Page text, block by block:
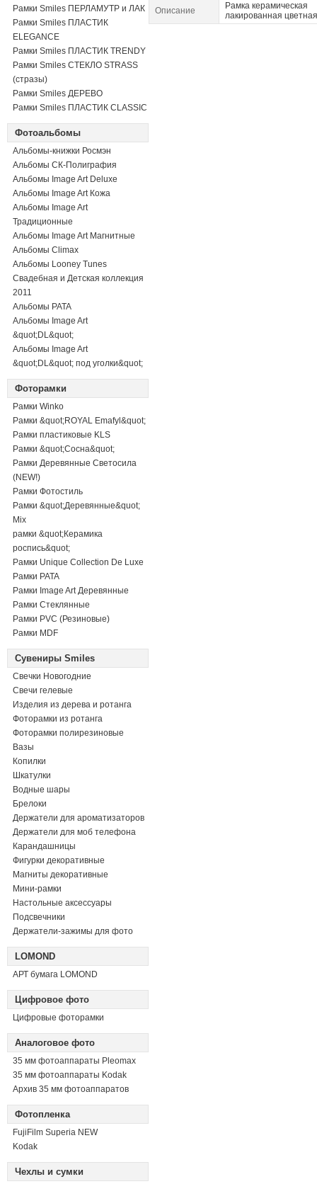
Рамки Smiles ПЕРЛАМУТР и ЛАК
Рамки Smiles ПЛАСТИК
ELEGANCE
Рамки Smiles ПЛАСТИК TRENDY
Рамки Smiles СТЕКЛО STRASS
(стразы)
Рамки Smiles ДЕРЕВО
Рамки Smiles ПЛАСТИК CLASSIC
Фотоальбомы
Альбомы-книжки Росмэн
Альбомы СК-Полиграфия
Альбомы Image Art Deluxe
Альбомы Image Art Кожа
Альбомы Image Art
Традиционные
Альбомы Image Art Магнитные
Альбомы Climax
Альбомы Looney Tunes
Свадебная и Детская коллекция
2011
Альбомы PATA
Альбомы Image Art
&quot;DL&quot;
Альбомы Image Art
&quot;DL&quot; под уголки&quot;
Фоторамки
Рамки Winko
Рамки &quot;ROYAL Emafyl&quot;
Рамки пластиковые KLS
Рамки &quot;Сосна&quot;
Рамки Деревянные Светосила
(NEW!)
Рамки Фотостиль
Рамки &quot;Деревянные&quot;
Mix
рамки &quot;Керамика
роспись&quot;
Рамки Unique Collection De Luxe
Рамки PATA
Рамки Image Art Деревянные
Рамки Стеклянные
Рамки PVC (Резиновые)
Рамки MDF
Сувениры Smiles
Свечки Новогодние
Свечи гелевые
Изделия из дерева и ротанга
Фоторамки из ротанга
Фоторамки полирезиновые
Вазы
Копилки
Шкатулки
Водные шары
Брелоки
Держатели для ароматизаторов
Держатели для моб телефона
Карандашницы
Фигурки декоративные
Магниты декоративные
Мини-рамки
Настольные аксессуары
Подсвечники
Держатели-зажимы для фото
LOMOND
АРТ бумага LOMOND
Цифровое фото
Цифровые фоторамки
Аналоговое фото
35 мм фотоаппараты Pleomax
35 мм фотоаппараты Kodak
Архив 35 мм фотоаппаратов
Фотопленка
FujiFilm Superia NEW
Kodak
Чехлы и сумки
Описание
Рамка керамическая
лакированная цветная